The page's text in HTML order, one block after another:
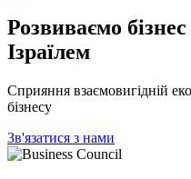
Розвиваємо
Ізраїлем
Сприяння взаємовигідній
бізнесу
Зв'язатися з нами